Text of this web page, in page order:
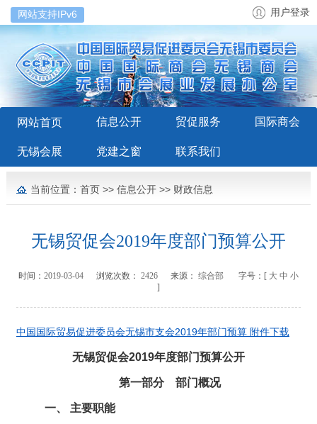
网站支持IPv6 用户登录
网站首页 信息公开 贸促服务 国际商会
无锡会展 党建之窗 联系我们
当前位置： 首页>> 信息公开>> 财政信息
无锡贸促会2019年度部门预算公开
时间： 2019-03-04浏览次数： 2426来源： 综合部 字号：[ 大 中 小
]
中国国际贸易促进委员会无锡市支会2019年部门预算 附件下载
无锡贸促会2019年度部门预算公开
第一部分 部门概况
一、 主要职能